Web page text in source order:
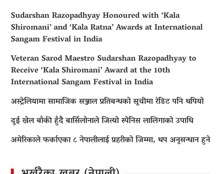
Sudarshan Razopadhyay Honoured with ‘Kala
Shiromani’ and ‘Kala Ratna’ Awards at International
Sangam Festival in India
Veteran Sarod Maestro Sudarshan Razopadhyay to
Receive ‘Kala Shiromani’ Award at the 10th
International Sangam Festival in India
अस्ट्रेलियामा सामाजिक सञ्जाल प्रतिबन्धको सूचीमा रेडिट पनि थपियो
दुई खेल बाँकी हुँदै बार्सिलोनाले जित्यो स्पेनिस लालिगाको उपाधि
अमेरिकाले फर्काएका ८ नेपालीलाई प्रहरीको जिम्मा, थप अनुसन्धान हुने